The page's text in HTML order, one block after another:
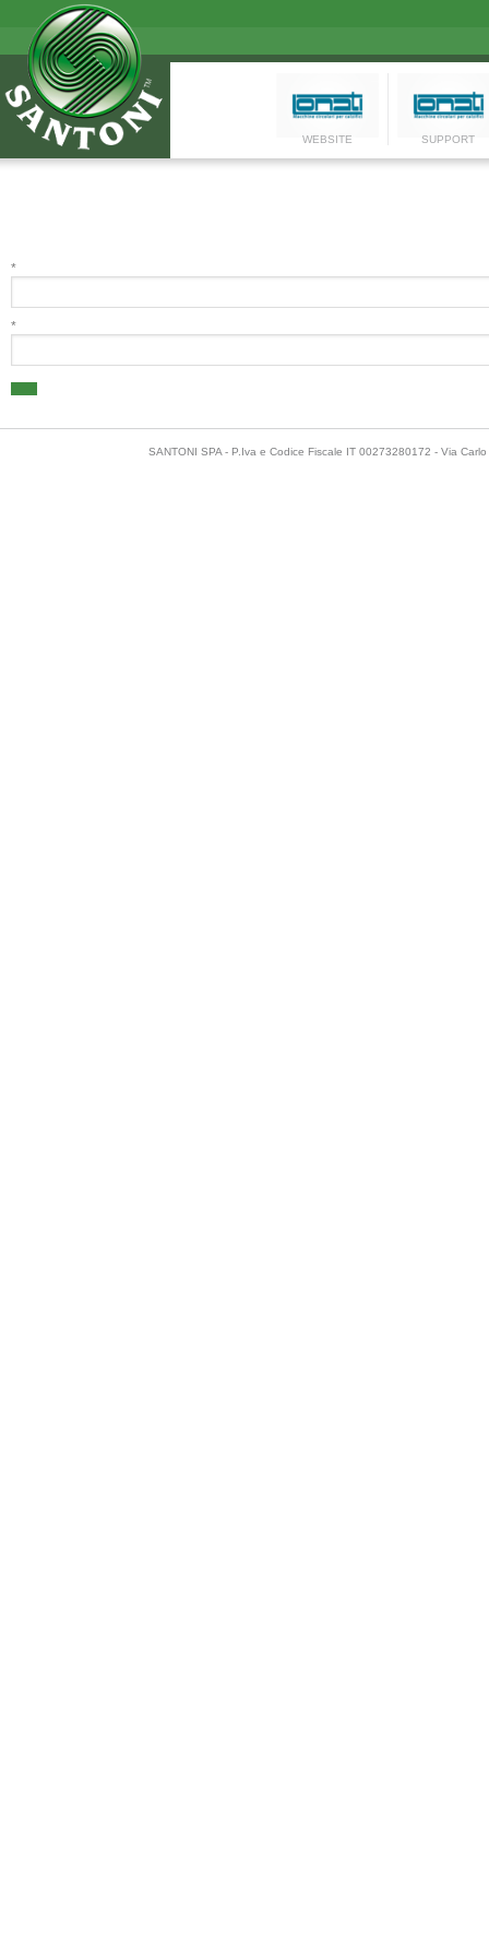
WEBSITE SUPPORT
*
*
SANTONI SPA - P.Iva e Codice Fiscale IT 00273280172 - Via